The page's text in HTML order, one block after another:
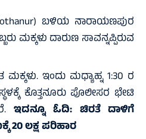
ಬಳಿಯ ನಾರಾಯಣಪುರ
ಮಕ್ಕಳು ದಾರುಣ ಸಾವನ್ನಪ್ಪಿರುವ
ಇಂದು ಮಧ್ಯಾಹ್ನ 1:30 ರ
ಕೊತ್ತನೂರು ಪೊಲೀಸರ ಭೇಟಿ
ಇದನ್ನೂ ಓದಿ: ಚಿರತೆ ದಾಳಿಗೆ
20 ಲಕ್ಷ ಪರಿಹಾರ